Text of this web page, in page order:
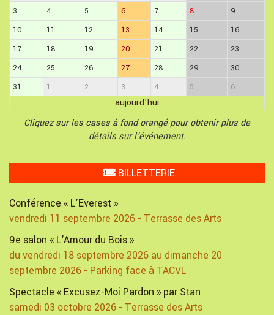
3
4 5 6 7 8
9
10
11 12 13 14 15
16
17
18 19 20 21 22
23
24
25 26 27 28 29
30
31
1 2 3 4 5 6
aujourd'hui
Cliquez sur les cases à fond orangé pour obtenir plus de
détails sur l'événement.
BILLETTERIE
Conférence « L'Everest »
vendredi 11 septembre 2026 - Terrasse des Arts
9e salon « L'Amour du Bois »
du vendredi 18 septembre 2026 au dimanche 20
septembre 2026 - Parking face à TACVL
Spectacle « Excusez-Moi Pardon » par Stan
samedi 03 octobre 2026 - Terrasse des Arts